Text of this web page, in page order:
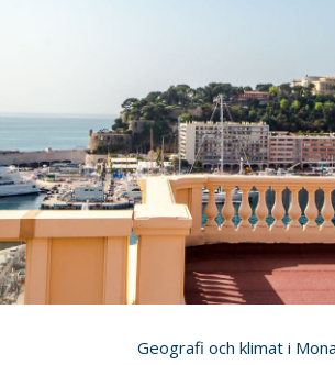
Geografi och klimat i